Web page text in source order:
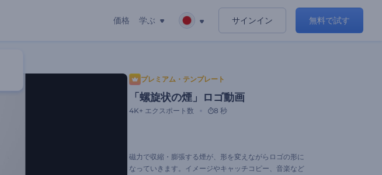
価格 学ぶ サインイン 無料で試す
プレミアム・テンプレート
「螺旋状の煙」ロゴ動画
4K+ エクスポート数 8 秒
磁力で収縮・膨張する煙が、形を変えながらロゴの形に
なっていきます。イメージやキャッチコピー、音楽など